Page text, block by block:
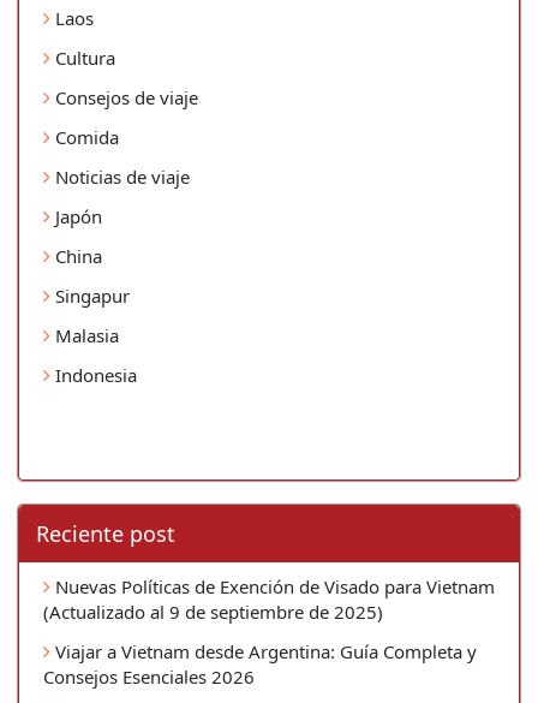
Laos
Cultura
Consejos de viaje
Comida
Noticias de viaje
Japón
China
Singapur
Malasia
Indonesia
Reciente post
Nuevas Políticas de Exención de Visado para Vietnam
(Actualizado al 9 de septiembre de 2025)
Viajar a Vietnam desde Argentina: Guía Completa y
Consejos Esenciales 2026